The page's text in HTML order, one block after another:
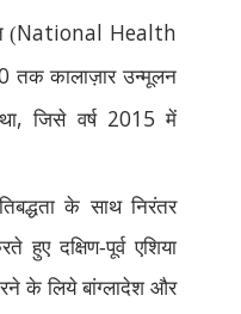
(National Health
तक कालाज़ार उन्मूलन
,जिसे वर्ष 2015 में
के साथ निरंतर
हुए दक्षिण-पूर्व एशिया
के लिये बांग्लादेश और